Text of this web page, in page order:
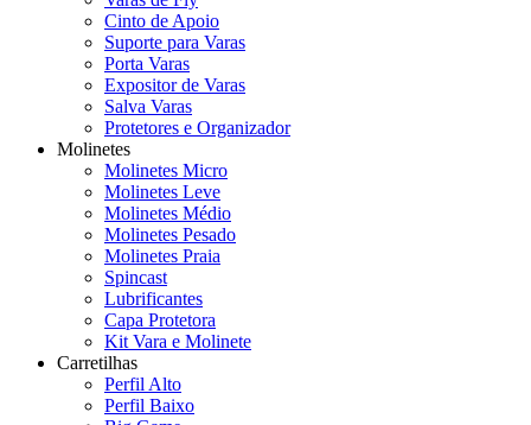
Cinto de Apoio
Suporte para Varas
Porta Varas
Expositor de Varas
Salva Varas
Protetores e Organizador
Molinetes
Molinetes Micro
Molinetes Leve
Molinetes Médio
Molinetes Pesado
Molinetes Praia
Spincast
Lubrificantes
Capa Protetora
Kit Vara e Molinete
Carretilhas
Perfil Alto
Perfil Baixo